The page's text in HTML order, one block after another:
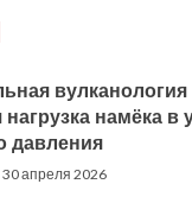
нагрузка намёка в
давления
30 апреля 2026